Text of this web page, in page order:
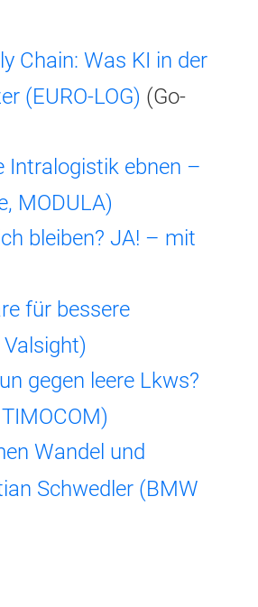
Chain: Was KI in der
(EURO-LOG) (Go-
Intralogistik ebnen –
MODULA)
bleiben? JA! – mit
für bessere
gegen leere Lkws?
Wandel und
Schwedler (BMW